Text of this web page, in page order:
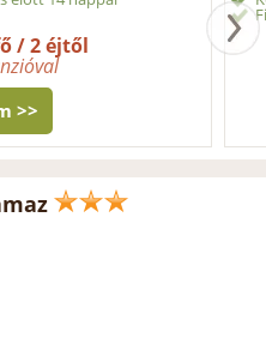
/ 2 éjtől
>>